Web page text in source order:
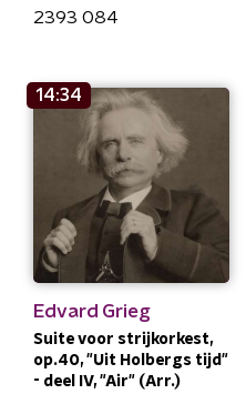
2393 084
14:34
Edvard Grieg
Suite voor strijkorkest,
op.40, "Uit Holbergs tijd"
- deel IV, "Air" (Arr.)